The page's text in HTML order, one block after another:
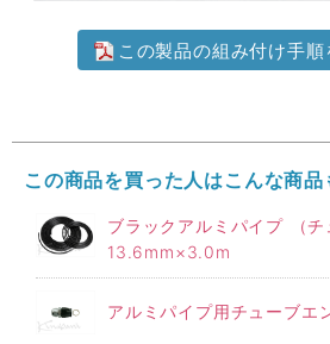
この製品の組み付け手順
この商品を買った人はこんな商品
ブラックアルミパイプ （チ
13.6mm×3.0m
アルミパイプ用チューブエ